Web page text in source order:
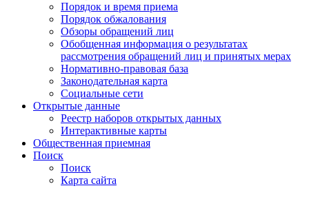
Порядок и время приема
Порядок обжалования
Обзоры обращений лиц
Обобщенная информация о результатах
рассмотрения обращений лиц и принятых мерах
Нормативно-правовая база
Законодательная карта
Социальные сети
Открытые данные
Реестр наборов открытых данных
Интерактивные карты
Общественная приемная
Поиск
Поиск
Карта сайта